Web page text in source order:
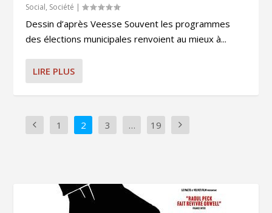
Social, Société |
Dessin d’après Veesse Souvent les programmes
des élections municipales renvoient au mieux à...
LIRE PLUS
1 2 3 … 19